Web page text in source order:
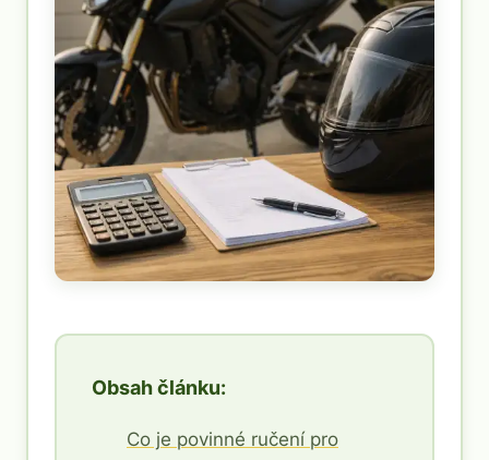
Obsah článku:
Co je povinné ručení pro